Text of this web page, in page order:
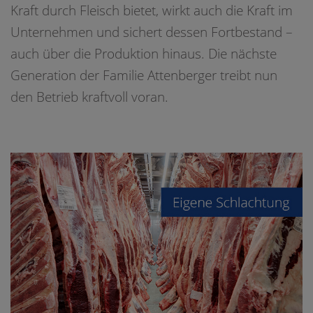
Kraft durch Fleisch bietet, wirkt auch die Kraft im
Unternehmen und sichert dessen Fortbestand –
auch über die Produktion hinaus. Die nächste
Generation der Familie Attenberger treibt nun
den Betrieb kraftvoll voran.